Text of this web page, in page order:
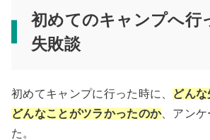
初めてのキャンプへ行
失敗談
初めてキャンプに行った時に、 どんな
どんなことがツラかったのか、アンケ
た。